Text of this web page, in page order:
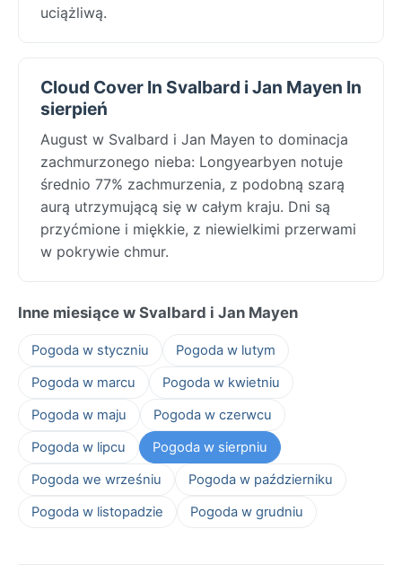
uciążliwą.
Cloud Cover In Svalbard i Jan Mayen In
sierpień
August w Svalbard i Jan Mayen to dominacja
zachmurzonego nieba: Longyearbyen notuje
średnio 77% zachmurzenia, z podobną szarą
aurą utrzymującą się w całym kraju. Dni są
przyćmione i miękkie, z niewielkimi przerwami
w pokrywie chmur.
Inne miesiące w Svalbard i Jan Mayen
Pogoda w styczniu
Pogoda w lutym
Pogoda w marcu
Pogoda w kwietniu
Pogoda w maju
Pogoda w czerwcu
Pogoda w lipcu
Pogoda w sierpniu
Pogoda we wrześniu
Pogoda w październiku
Pogoda w listopadzie
Pogoda w grudniu